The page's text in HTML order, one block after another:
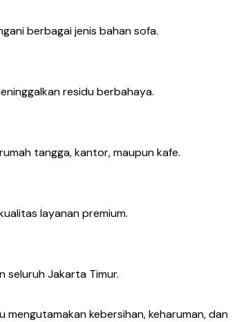
berbagai jenis bahan sofa.
residu berbahaya.
tangga, kantor, maupun kafe.
layanan premium.
seluruh Jakarta Timur.
kebersihan, keharuman, dan